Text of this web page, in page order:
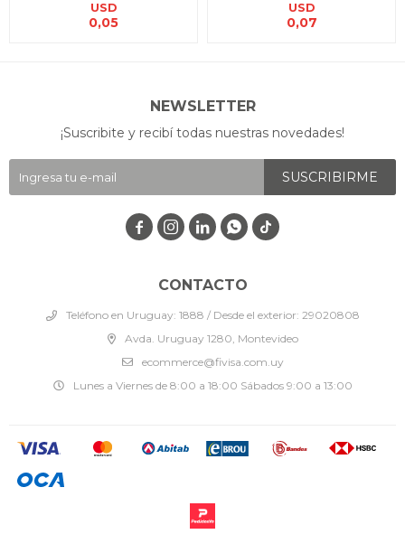
USD
0,05
USD
0,07
CONTACTO
Teléfono en Uruguay: 1888 / Desde el exterior: 29020808
Avda. Uruguay 1280, Montevideo
ecommerce@fivisa.com.uy
Lunes a Viernes de 8:00 a 18:00 Sábados 9:00 a 13:00
NEWSLETTER
¡Suscribite y recibí todas nuestras novedades!
SUSCRIBIRME
   